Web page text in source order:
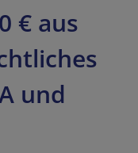
€ aus
und